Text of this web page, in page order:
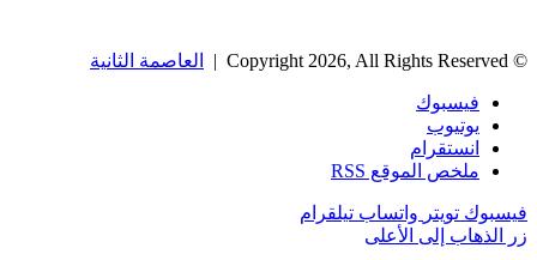
© Copyright 2026, All Rights Reserved | العاصمة الثانية
فيسبوك
يوتيوب
انستقرام
ملخص الموقع RSS
فيسبوك تويتر واتساب تيلقرام
زر الذهاب إلى الأعلى